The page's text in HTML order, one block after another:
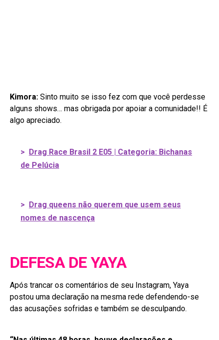
Kimora: Sinto muito se isso fez com que você perdesse
alguns shows… mas obrigada por apoiar a comunidade!! É
algo apreciado.
> Drag Race Brasil 2 E05 | Categoria: Bichanas
de Pelúcia
> Drag queens não querem que usem seus
nomes de nascença
DEFESA DE YAYA
Após trancar os comentários de seu Instagram, Yaya
postou uma declaração na mesma rede defendendo-se
das acusações sofridas e também se desculpando.